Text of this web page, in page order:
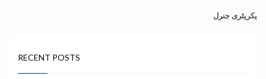
یکریٹری جنرل
RECENT POSTS